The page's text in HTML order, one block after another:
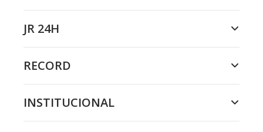
JR 24H
RECORD
INSTITUCIONAL